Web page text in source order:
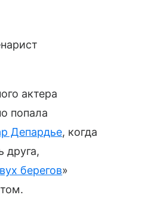
актера
попала
Депардье, когда
друга,
берегов»